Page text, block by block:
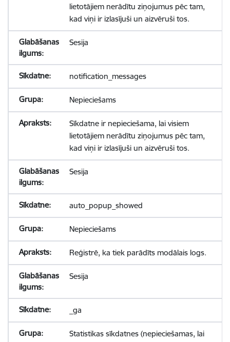
lietotājiem nerādītu ziņojumus pēc tam,
kad viņi ir izlasījuši un aizvēruši tos.
Sesija
notification_messages
Nepieciešams
Sīkdatne ir nepieciešama, lai visiem
lietotājiem nerādītu ziņojumus pēc tam,
kad viņi ir izlasījuši un aizvēruši tos.
Sesija
auto_popup_showed
Nepieciešams
Reģistrē, ka tiek parādīts modālais logs.
Sesija
_ga
Statistikas sīkdatnes (nepieciešamas, lai